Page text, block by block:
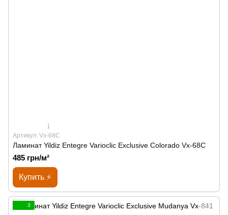
1
Артикул: Vx-68C
Ламинат Yildiz Entegre Varioclic Exclusive Сolorado Vx-68C
485 грн/м²
Купить ⚡
3